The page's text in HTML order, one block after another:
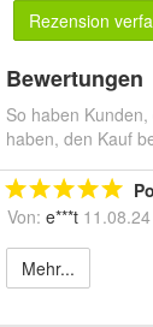
Rezension
Bewertungen
So haben
haben, den Kauf
Von: e***t 11.08.24
Mehr...